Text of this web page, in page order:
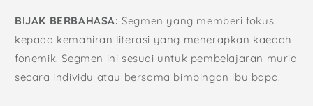
BIJAK BERBAHASA: Segmen yang memberi fokus
kepada kemahiran literasi yang menerapkan kaedah
fonemik. Segmen ini sesuai untuk pembelajaran murid
secara individu atau bersama bimbingan ibu bapa.